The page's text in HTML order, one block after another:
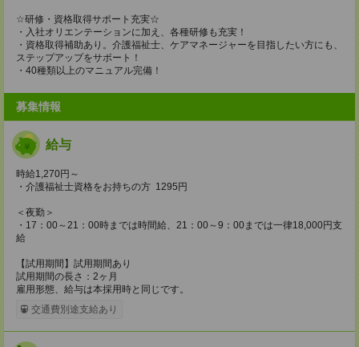
☆研修・資格取得サポート充実☆
・入社オリエンテーションに加え、各種研修も充実！
・資格取得補助あり。介護福祉士、ケアマネージャーを目指したい方にも、
ステップアップをサポート！
・40種類以上のマニュアル完備！
募集情報
給与
時給1,270円～
・介護福祉士資格をお持ちの方 1295円
＜夜勤＞
・17：00～21：00時までは時間給、21：00～9：00までは一律18,000円支
給
【試用期間】試用期間あり
試用期間の長さ：2ヶ月
雇用形態、給与は本採用時と同じです。
交通費別途支給あり